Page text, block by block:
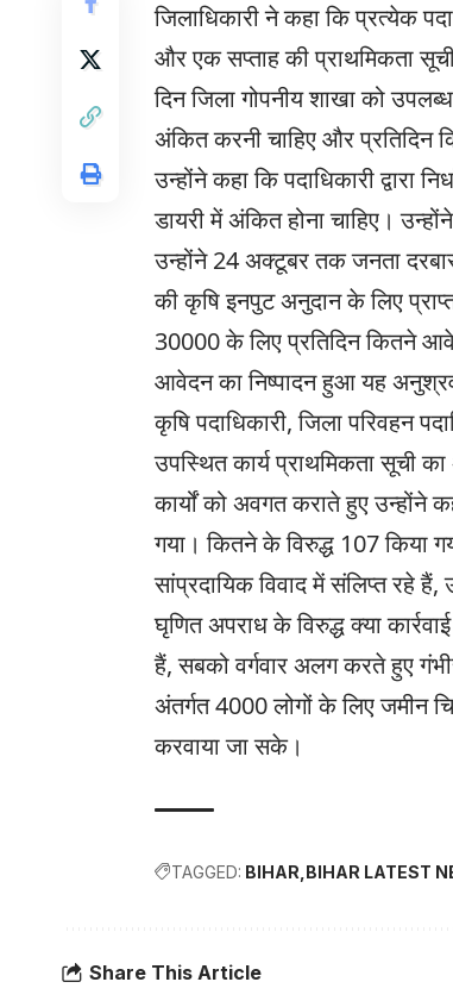
जिलाधिकारी ने कहा कि प्रत्येक
और एक सप्ताह की प्राथमिकता
दिन जिला गोपनीय शाखा को
अंकित करनी चाहिए और प्रतिदिन
उन्होंने कहा कि पदाधिकारी द्वारा
डायरी में अंकित होना चाहिए।
उन्होंने 24 अक्टूबर तक जनता
की कृषि इनपुट अनुदान के लिए
30000 के लिए प्रतिदिन कितने
आवेदन का निष्पादन हुआ यह
कृषि पदाधिकारी, जिला परिवहन
उपस्थित कार्य प्राथमिकता सूची
कार्यों को अवगत कराते हुए उन्होंने
गया। कितने के विरुद्ध 107 किया
सांप्रदायिक विवाद में संलिप्त रहे हैं,
घृणित अपराध के विरुद्ध क्या
हैं, सबको वर्गवार अलग करते हुए
अंतर्गत 4000 लोगों के लिए जमीन
करवाया जा सके।
TAGGED: BIHAR BIHAR LATEST
Share This Article